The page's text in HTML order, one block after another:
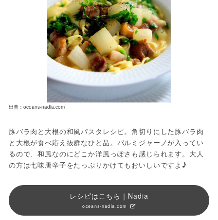
出典：oceans-nadia.com
豚バラ肉と大根の和風パスタレシピ。角切りにした豚バラ肉
と大根が食べ応え抜群なひと品。パルミジャーノが入ってい
るので、和風なのにどこか洋風っぽさも感じられます。大人
の方は七味唐辛子をたっぷりかけてもおいしいですよ♪
レシピはこちら｜Nadia
oceans-nadia.com